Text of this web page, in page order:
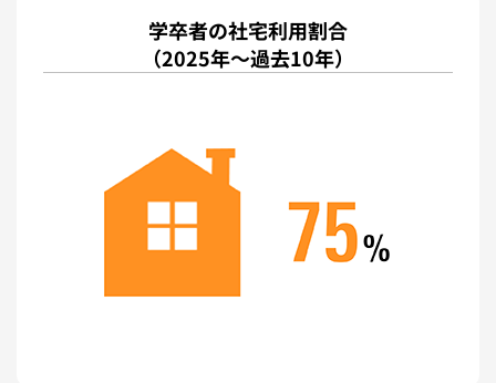
学卒者の社宅利用割合
（2025年～過去10年）